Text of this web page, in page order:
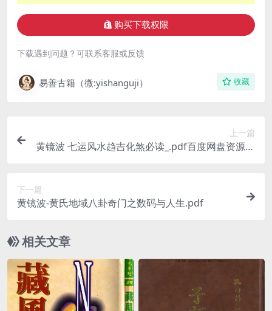
购买下载权限
下载遇到问题？可联系客服或反馈
易善古籍（微:yishanguji） 收藏
上一篇
黄镜波 七运风水趋吉化煞必读_.pdf百度网盘资源下
下一篇
黄镜波-黄氏地域八卦奇门之数码与人生.pdf
相关文章